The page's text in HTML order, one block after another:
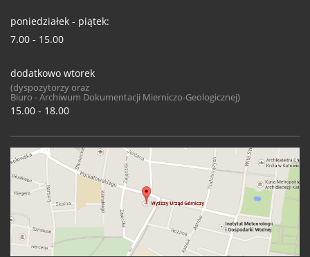
poniedziałek - piątek:
7.00 - 15.00
dodatkowo wtorek
(dyspozytorzy oraz
Biuro - Archiwum Dokumentacji Mierniczo-Geologicznej)
15.00 - 18.00